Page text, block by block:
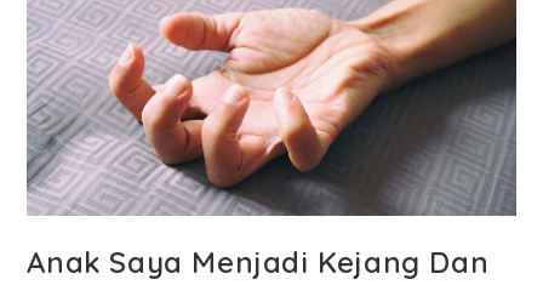
Anak Saya Menjadi Kejang Dan